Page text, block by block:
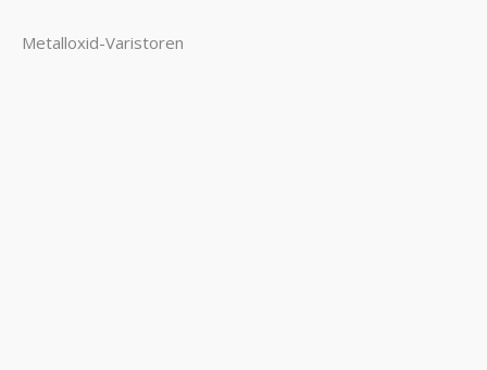
Metalloxid-Varistoren